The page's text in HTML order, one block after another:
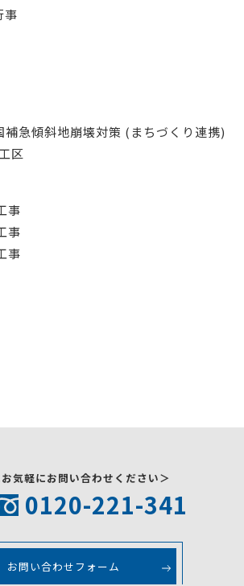
事
補急傾斜地崩壊対策 (まちづくり連携)
区
事
事
事
気軽にお問い合わせください＞
0120-221-341
お問い合わせフォーム